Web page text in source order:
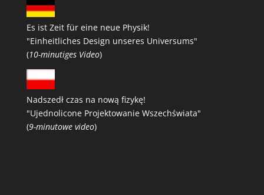
Es ist Zeit für eine neue Physik!
"Einheitliches Design unseres Universums"
(10-minutiges Video)
Nadszedł czas na nową fizykę!
"Ujednolicone Projektowanie Wszechświata"
(9-minutowe video)